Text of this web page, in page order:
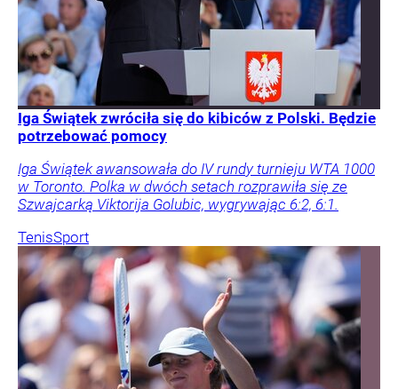
Iga Świątek zwróciła się do kibiców z Polski. Będzie
potrzebować pomocy
Iga Świątek awansowała do IV rundy turnieju WTA 1000
w Toronto. Polka w dwóch setach rozprawiła się ze
Szwajcarką Viktorija Golubic, wygrywając 6:2, 6:1.
TenisSport